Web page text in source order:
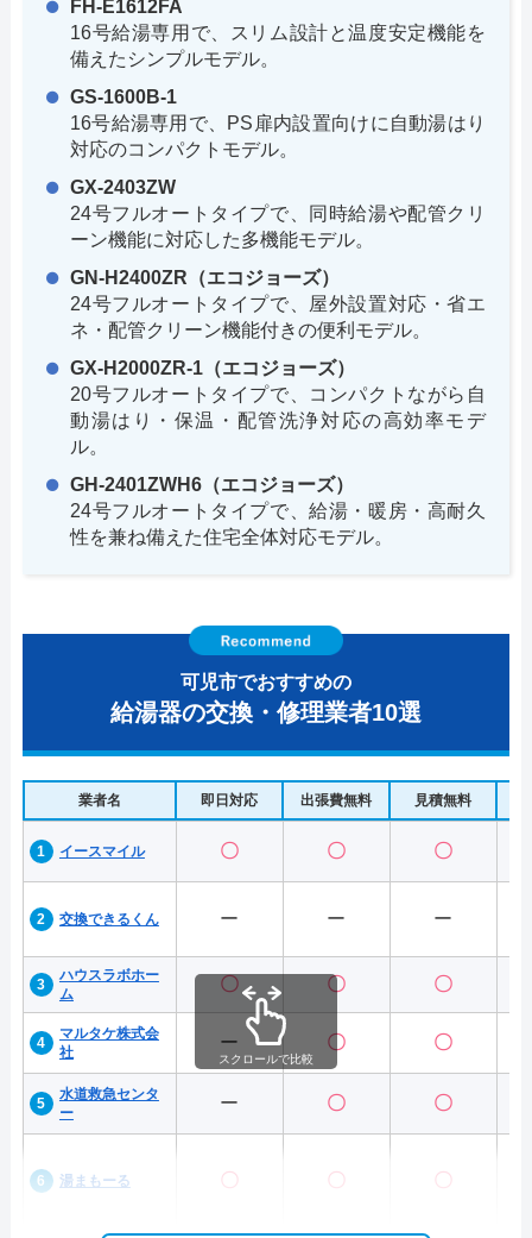
FH-E1612FA
16号給湯専用で、スリム設計と温度安定機能を
備えたシンプルモデル。
GS-1600B-1
16号給湯専用で、PS扉内設置向けに自動湯はり
対応のコンパクトモデル。
GX-2403ZW
24号フルオートタイプで、同時給湯や配管クリ
ーン機能に対応した多機能モデル。
GN-H2400ZR（エコジョーズ）
24号フルオートタイプで、屋外設置対応・省エ
ネ・配管クリーン機能付きの便利モデル。
GX-H2000ZR-1（エコジョーズ）
20号フルオートタイプで、コンパクトながら自
動湯はり・保温・配管洗浄対応の高効率モデ
ル。
GH-2401ZWH6（エコジョーズ）
24号フルオートタイプで、給湯・暖房・高耐久
性を兼ね備えた住宅全体対応モデル。
可児市でおすすめの
給湯器の交換・修理業者10選
業者名 即日対応 出張費無料 見積無料
イースマイル 〇 〇 〇
交換できるくん ー ー ー
ハウスラボホー
ム
〇 〇 〇
マルタケ株式会
社
ー 〇 〇
水道救急センタ
ー
ー 〇 〇
湯まもーる 〇 〇 〇
スクロールで比較